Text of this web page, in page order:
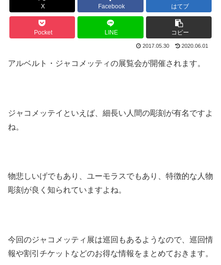
X Facebook はてブ
Pocket LINE コピー
2017.05.30 2020.06.01
アルベルト・ジャコメッティの展覧会が開催されます。
ジャコメッテイといえば、細長い人間の彫刻が有名ですよ
ね。
物悲しいげでもあり、ユーモラスでもあり、特徴的な人物
彫刻が良く知られていますよね。
今回のジャコメッティ展は巡回もあるようなので、巡回情
報や割引チケットなどのお得な情報をまとめておきます。